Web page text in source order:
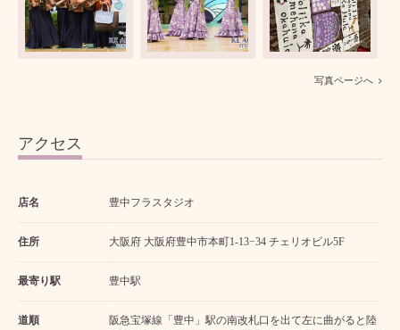
写真ページへ
アクセス
店名 豊中フラスタジオ
住所 大阪府 大阪府豊中市本町1-13−34 チェリオビル5F
最寄り駅 豊中駅
道順
阪急宝塚線「豊中」駅の南改札口を出て左に曲がると陸